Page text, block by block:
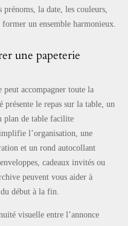
la date, les couleurs,
un ensemble harmonieux.
une papeterie
accompagner toute la
présente le repas sur la table, un
plan de table facilite
l’organisation, une
et un rond autocollant
cadeaux invités ou
peuvent vous aider à
début à la fin.
visuelle entre l’annonce